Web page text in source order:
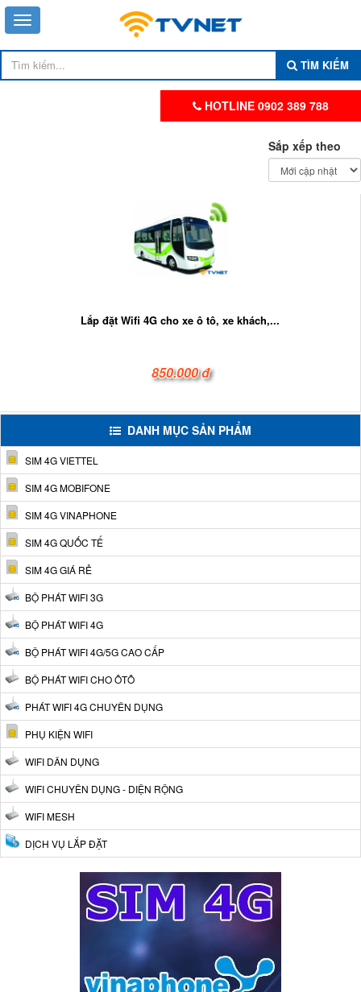
TÌM KIẾM
HOTLINE 0902 389 788
Sắp xếp theo
Lắp đặt Wifi 4G cho xe ô tô, xe khách,...
850.000 đ
DANH MỤC SẢN PHẨM
SIM 4G VIETTEL
SIM 4G MOBIFONE
SIM 4G VINAPHONE
SIM 4G QUỐC TẾ
SIM 4G GIÁ RẺ
BỘ PHÁT WIFI 3G
BỘ PHÁT WIFI 4G
BỘ PHÁT WIFI 4G/5G CAO CẤP
BỘ PHÁT WIFI CHO ÔTÔ
PHÁT WIFI 4G CHUYÊN DỤNG
PHỤ KIỆN WIFI
WIFI DÂN DỤNG
WIFI CHUYÊN DỤNG - DIỆN RỘNG
WIFI MESH
DỊCH VỤ LẮP ĐẶT